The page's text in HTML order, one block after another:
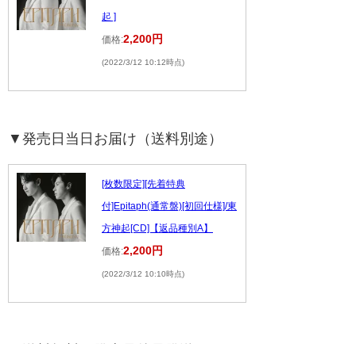
起 ]
価格:2,200円
(2022/3/12 10:12時点)
▼発売日当日お届け（送料別途）
[枚数限定][先着特典
付]Epitaph(通常盤)[初回仕様]/東
方神起[CD]【返品種別A】
価格:2,200円
(2022/3/12 10:10時点)